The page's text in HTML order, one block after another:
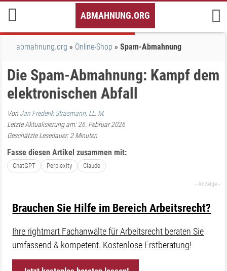
Inhalt
springen
ABMAHNUNG.ORG
abmahnung.org Online-Shop Spam-Abmahnung
Die Spam-Abmahnung: Kampf dem
elektronischen Abfall
Von Jan Frederik Strasmann, LL. M.
Letzte Aktualisierung am: 26. Februar 2026
Geschätzte Lesedauer: 2 Minuten
Fasse diesen Artikel zusammen mit:
ChatGPT Perplexity Claude
Brauchen Sie Hilfe im Bereich Arbeitsrecht?
Ihre rightmart Fachanwälte für Arbeitsrecht beraten Sie
umfassend & kompetent. Kostenlose Erstberatung!